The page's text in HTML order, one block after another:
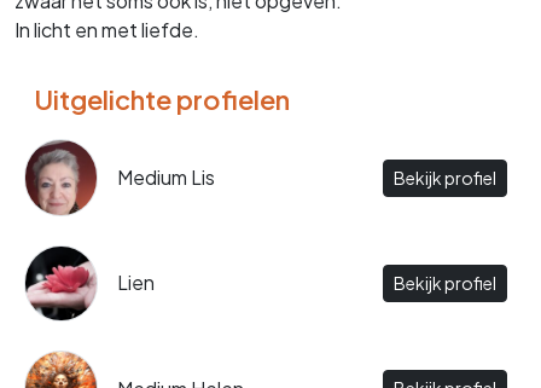
In licht en met liefde.
Uitgelichte profielen
Medium Lis Bekijk profiel
Lien Bekijk profiel